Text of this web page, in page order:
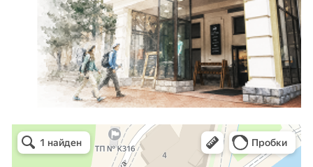
Горный клуб Спорт-Марафон
Горнолыжная школа в Сочи
Туристический клуб в Сочи